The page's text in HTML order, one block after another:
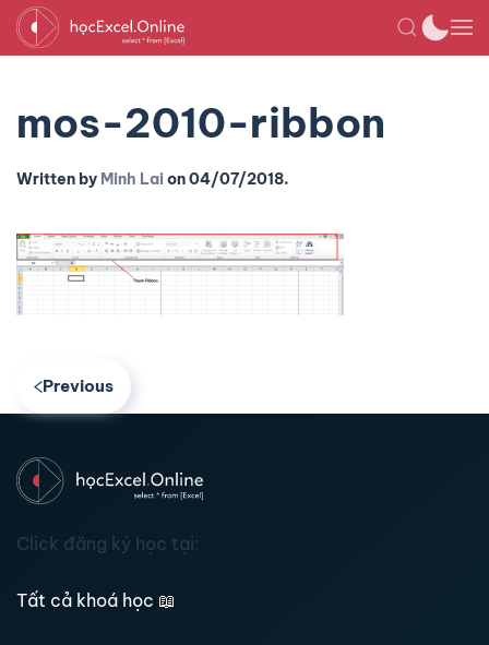
mos-2010-ribbon
Written by Minh Laion04/07/2018.
Previous
Click đăng ký học tại:
Tất cả khoá học 📖